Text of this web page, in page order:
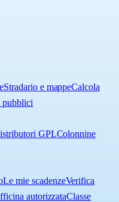
Stradario e mappeCalcola
pubblici
GPLColonnine
Le mie scadenzeVerifica
autorizzataClasse